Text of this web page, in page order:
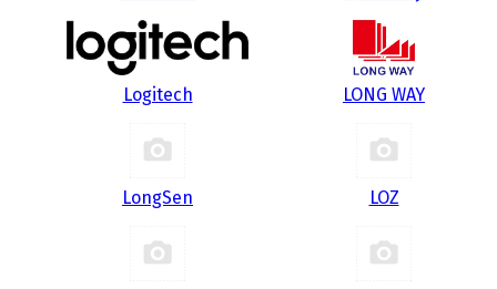
Logitech LONG WAY
LongSen LOZ